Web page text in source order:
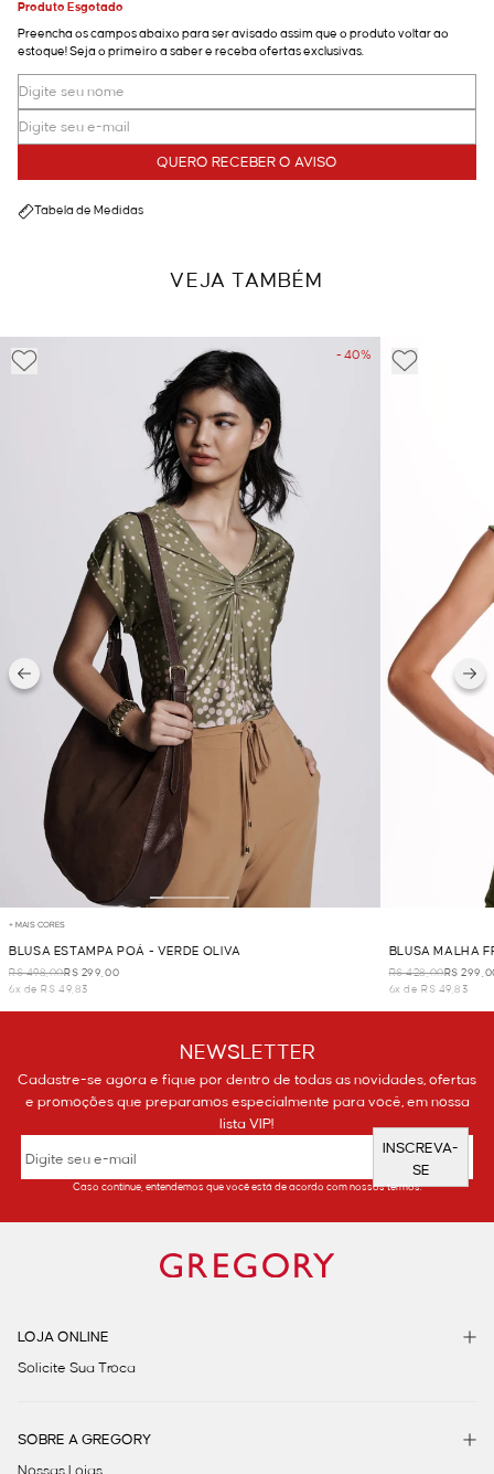
Produto Esgotado
Preencha os campos abaixo para ser avisado assim que o produto voltar ao
estoque! Seja o primeiro a saber e receba ofertas exclusivas.
QUERO RECEBER O AVISO
Tabela de Medidas
VEJA TAMBÉM
- 40%
+ MAIS CORES
BLUSA ESTAMPA POÁ - VERDE OLIVA
R$ 498,00R$ 299,00
6x de R$ 49,83
BLUSA MALHA
R$ 428,00R$
6x de R$ 49,83
NEWSLETTER
Cadastre-se agora e fique por dentro de todas as novidades, ofertas
e promoções que preparamos especialmente para você, em nossa
lista VIP!
INSCREVA-
SE
Caso continue, entendemos que você está de acordo com nossos termos.
LOJA ONLINE
Solicite Sua Troca
SOBRE A GREGORY